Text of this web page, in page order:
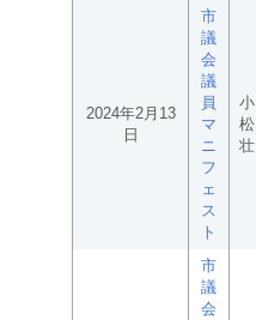
2024年2月13
日
市
議
会
議
員
マ
ニ
フ
ェ
ス
ト
小
松
壮
市
議
会